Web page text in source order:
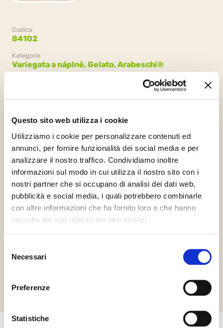
Questo sito web utilizza i cookie
Utilizziamo i cookie per personalizzare contenuti ed
annunci, per fornire funzionalità dei social media e per
analizzare il nostro traffico. Condividiamo inoltre
informazioni sul modo in cui utilizza il nostro sito con i
nostri partner che si occupano di analisi dei dati web,
pubblicità e social media, i quali potrebbero combinarle
con altre informazioni che ha fornito loro o che hanno
raccolto dal suo utilizzo dei loro servizi.
delNecessari
Preferenze
Statistiche
Codice
84102
Kategorie
Variegata a náplně,Gelato,Arabeschi®
Chalavi